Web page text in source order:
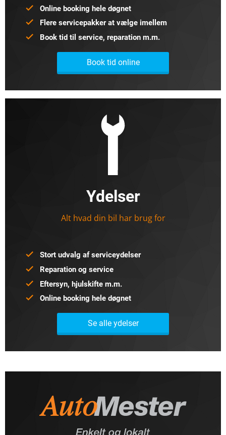
Online booking hele døgnet
Flere servicepakker at vælge imellem
Book tid til service, reparation m.m.
Book tid online
Ydelser
Alt hvad din bil har brug for
Stort udvalg af serviceydelser
Reparation og service
Eftersyn, hjulskifte m.m.
Online booking hele døgnet
Se alle ydelser